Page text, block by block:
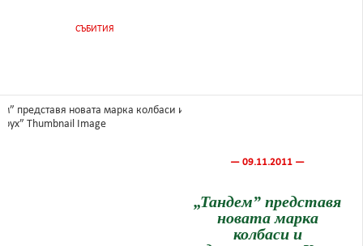
СЪБИТИЯ
— 09.11.2011 —
„Тандем” представя
новата марка
колбаси и